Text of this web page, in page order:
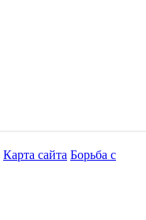
Карта сайта Борьба с